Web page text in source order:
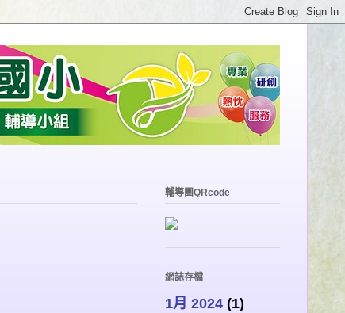
輔導團QRcode
網誌存檔
1月 2024 (1)